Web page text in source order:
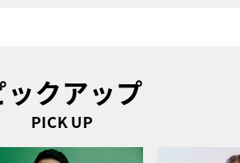
ックアップ
PICK UP